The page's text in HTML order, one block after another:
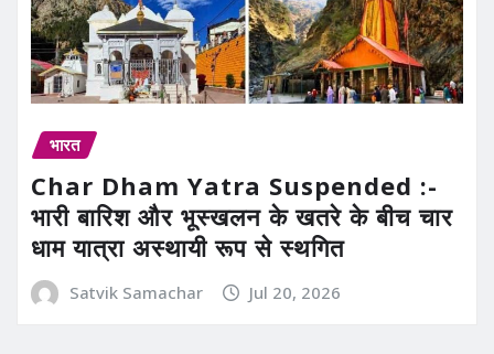
भारत
Char Dham Yatra Suspended :-
भारी बारिश और भूस्खलन के खतरे के बीच चार
धाम यात्रा अस्थायी रूप से स्थगित
Satvik Samachar Jul 20, 2026